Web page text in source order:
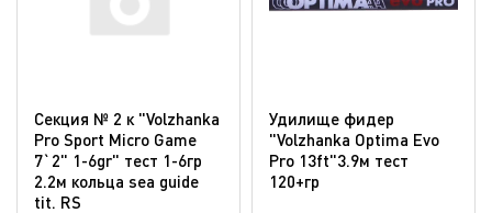
Секция № 2 к "Volzhanka
Pro Sport Micro Game
7`2" 1-6gr" тест 1-6гр
2.2м кольца sea guide
tit. RS
Удилище фидер
"Volzhanka Optima Evo
Pro 13ft"3.9м тест
120+гр